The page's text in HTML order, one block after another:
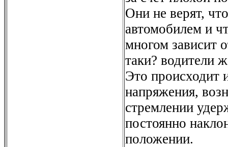
Они не верят,
автомобилем и
многом зависит
таки? водители
Это происходит
напряжения,
стремлении
постоянно
положении.